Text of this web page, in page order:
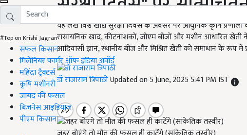
#Top on Krishi Jagran
सफल किसान
मिलेनियर फार्मर ऑफ इंडिया अवॉर्ड
महिंद्रा ट्रैक्टर्स
कृषि मशीनरी
जायद की फसल
बिज़नेस आइडियाज
पीएम किसान
यह लेख विश्व खाद्य सुरक्षा दिवस के अवसर पर आधुनिक कृषि
रासायनिक खाद, कीटनाशकों, जीएम बीजों और मशीन आधारित
आदिवासी ज्ञान, स्थानीय बीज और मिश्रित खेती को समाधान के रूप में
डॉ राजाराम त्रिपाठीUpdated on 5 June, 2025 5:41 PM IST